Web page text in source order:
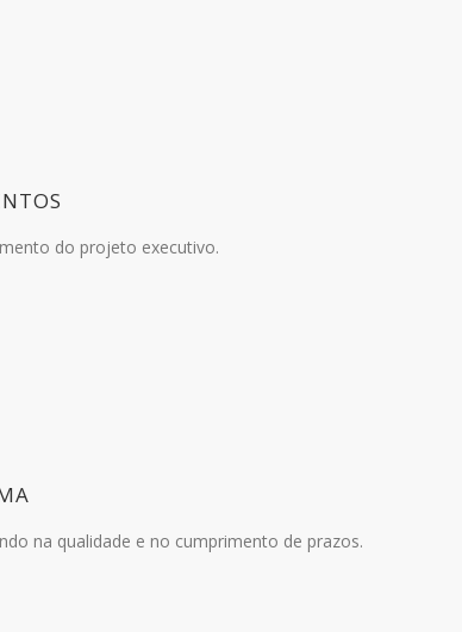
do projeto executivo.
na qualidade e no cumprimento de prazos.